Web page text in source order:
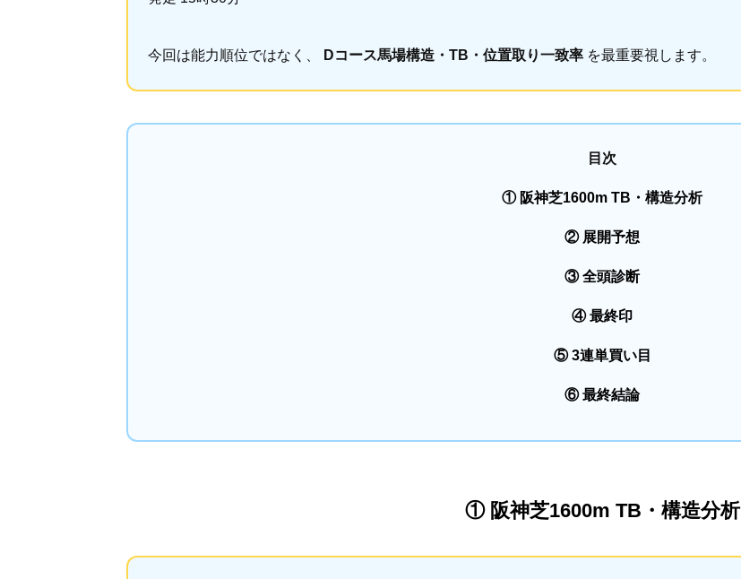
今回は能力順位ではなく、 Dコース馬場構造・TB・位置取り一致率 を最重要視します。
目次
① 阪神芝1600m TB・構造分析
② 展開予想
③ 全頭診断
④ 最終印
⑤ 3連単買い目
⑥ 最終結論
① 阪神芝1600m TB・構造分析